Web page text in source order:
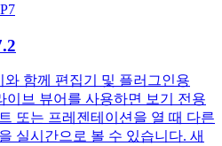
함께 편집기 및 플러그인용
이브 뷰어를 사용하면 보기 전용
또는 프레젠테이션을 열 때 다른
실시간으로 볼 수 있습니다. 새